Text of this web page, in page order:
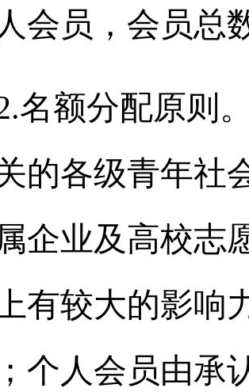
会员，会员总
名额分配原则
的各级青年社
企业及高校志
有较大的影响
；个人会员由承